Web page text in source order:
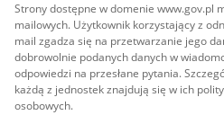
Strony dostępne w domenie www.gov.pl
mailowych. Użytkownik korzystający z
mail zgadza się na przetwarzanie jego
dobrowolnie podanych danych w
odpowiedzi na przesłane pytania.
każdą z jednostek znajdują się w ich
osobowych.